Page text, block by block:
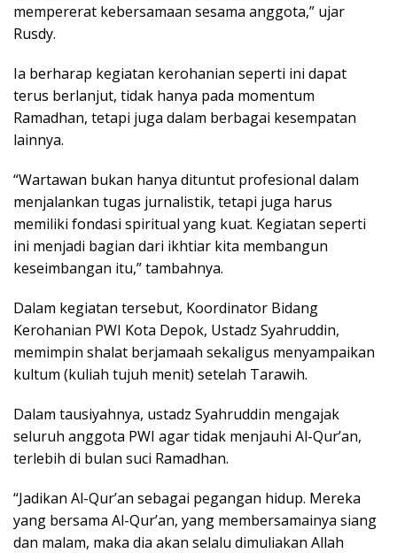
mempererat kebersamaan sesama anggota,” ujar
Rusdy.
Ia berharap kegiatan kerohanian seperti ini dapat
terus berlanjut, tidak hanya pada momentum
Ramadhan, tetapi juga dalam berbagai kesempatan
lainnya.
“Wartawan bukan hanya dituntut profesional dalam
menjalankan tugas jurnalistik, tetapi juga harus
memiliki fondasi spiritual yang kuat. Kegiatan seperti
ini menjadi bagian dari ikhtiar kita membangun
keseimbangan itu,” tambahnya.
Dalam kegiatan tersebut, Koordinator Bidang
Kerohanian PWI Kota Depok, Ustadz Syahruddin,
memimpin shalat berjamaah sekaligus menyampaikan
kultum (kuliah tujuh menit) setelah Tarawih.
Dalam tausiyahnya, ustadz Syahruddin mengajak
seluruh anggota PWI agar tidak menjauhi Al-Qur’an,
terlebih di bulan suci Ramadhan.
“Jadikan Al-Qur’an sebagai pegangan hidup. Mereka
yang bersama Al-Qur’an, yang membersamainya siang
dan malam, maka dia akan selalu dimuliakan Allah